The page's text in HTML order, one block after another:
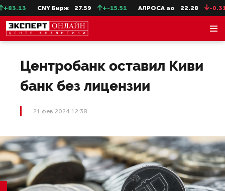
CNY Бирж 27.59 +-15.51 АЛРОСА ао 22.28 -0.31
Центробанк оставил Киви
банк без лицензии
21 фев 2024 12:38